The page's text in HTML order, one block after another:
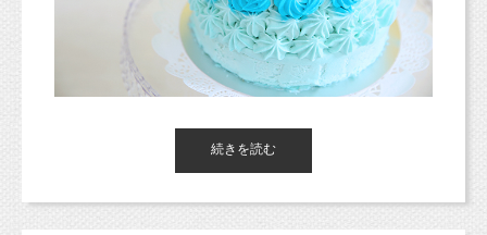
＊直接お電話やメール・ラインでご予約ください。
6月14日（木）ベビーマッサージ
¥5,000（税込）データ15枚程度（後日データダウンロードペー
45分程度のベビマのあと撮影会です。レッスン中のスナップ写真
http://ameblo.jp/yasashiikimochi-baby/
す！
続きを読む